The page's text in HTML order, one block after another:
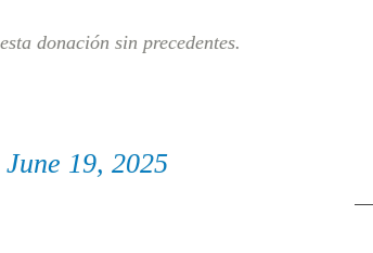
donación sin precedentes.
June 19, 2025